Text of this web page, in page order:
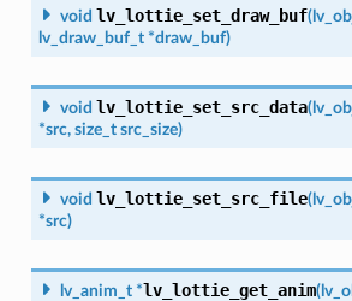
void lv_lottie_set_draw_buf(
lv_draw_buf_t *draw_buf)
void lv_lottie_set_src_data(
*src, size_t src_size)
void lv_lottie_set_src_file(
*src)
lv_anim_t *lv_lottie_get_anim(